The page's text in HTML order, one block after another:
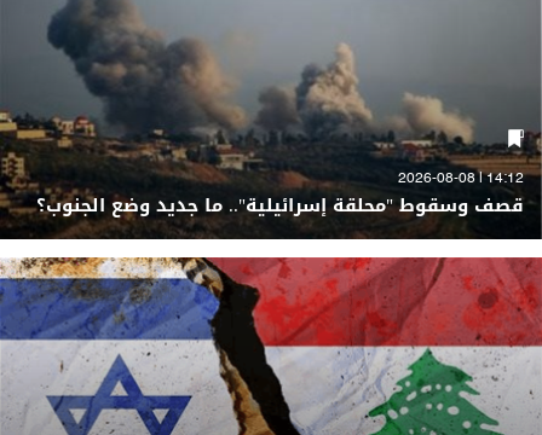
14:12 | 2026-08-08
قصف وسقوط "محلقة إسرائيلية".. ما جديد وضع الجنوب؟